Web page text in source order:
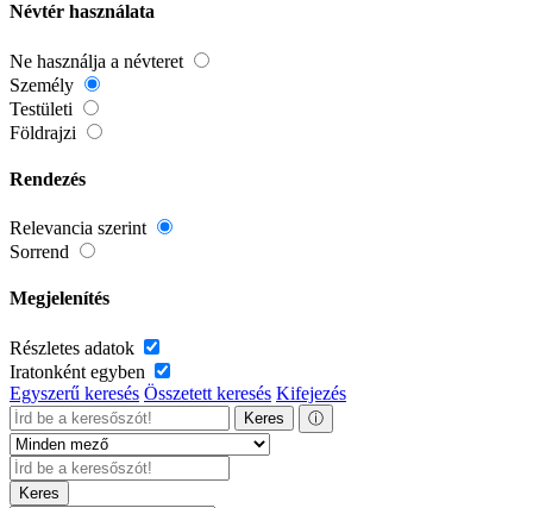
Névtér használata
Ne használja a névteret
Személy
Testületi
Földrajzi
Rendezés
Relevancia szerint
Sorrend
Megjelenítés
Részletes adatok
Iratonként egyben
Egyszerű keresés Összetett keresés Kifejezés
Keres ⓘ
Keres